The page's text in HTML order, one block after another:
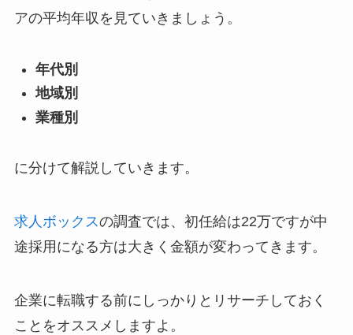
アの平均年収を見ていきましょう。
年代別
地域別
業種別
に分けて解説していきます。
求人ボックスの調査では、初任給は22万ですが中
途採用になる方は大きく金額が変わってきます。
企業に転職する前にしっかりとリサーチしておく
ことをオススメしますよ。